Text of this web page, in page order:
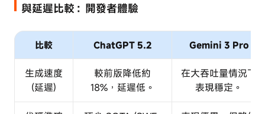
與延遲比較：開發者體驗
比較 ChatGPT 5.2 Gemini 3 Pro
生成速度
(延遲)
較前版降低約
18%，延遲低。
在大吞吐量情況下
表現穩定。